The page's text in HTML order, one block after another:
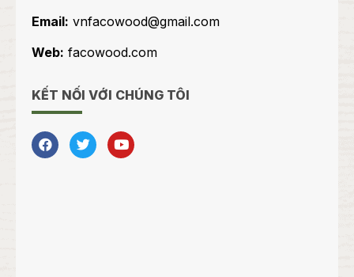
Email: vnfacowood@gmail.com
Web: facowood.com
KẾT NỐI VỚI CHÚNG TÔI